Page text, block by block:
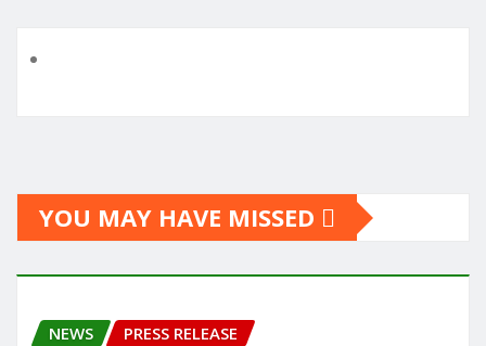
YOU MAY HAVE MISSED
NEWS PRESS RELEASE